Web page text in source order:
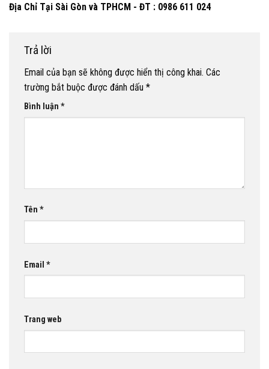
Địa Chỉ Tại Sài Gòn và TPHCM - ĐT : 0986 611 024
Trả lời
Email của bạn sẽ không được hiển thị công khai. Các
trường bắt buộc được đánh dấu *
Bình luận *
Tên *
Email *
Trang web